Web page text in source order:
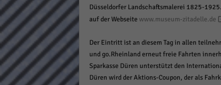
Düsseldorfer Landschaftsmalerei 1825-
auf der Webseite www.museum-zitadelle.de
Der Eintritt ist an diesem Tag in allen
und go.Rheinland erneut freie Fahrten
Sparkasse Düren unterstützt den
Düren wird der Aktions-Coupon, der als